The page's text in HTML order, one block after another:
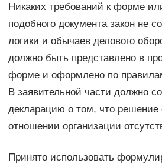
Никаких требований к форме
подобного документа закон не
логики и обычаев делового
должно быть представлено в
форме и оформлено по
В заявительной части должно
декларацию о том, что решение
отношении организации
Принято использовать